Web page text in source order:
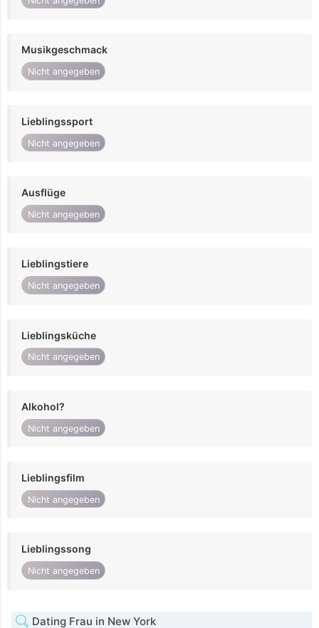
Musikgeschmack
Nicht angegeben
Lieblingssport
Nicht angegeben
Ausflüge
Nicht angegeben
Lieblingstiere
Nicht angegeben
Lieblingsküche
Nicht angegeben
Alkohol?
Nicht angegeben
Lieblingsfilm
Nicht angegeben
Lieblingssong
Nicht angegeben
Dating Frau in New York